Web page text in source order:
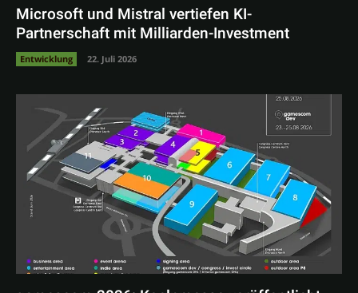
Microsoft und Mistral vertiefen KI-
Partnerschaft mit Milliarden-Investment
Entwicklung 22. Juli 2026